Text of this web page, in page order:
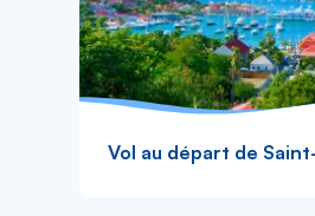
Vol au départ de